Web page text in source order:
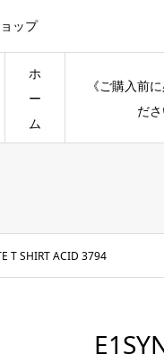
ップ
ホ
ー
ム
《ご購入前
ださ
T SHIRT ACID 3794